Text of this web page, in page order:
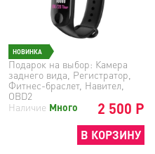
НОВИНКА
Подарок на выбор: Камера
заднего вида, Регистратор,
Фитнес-браслет, Навител,
OBD2
2 500 Р
Наличие Много
В КОРЗИНУ